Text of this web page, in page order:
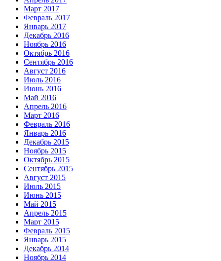
Март 2017
Февраль 2017
Январь 2017
Декабрь 2016
Ноябрь 2016
Октябрь 2016
Сентябрь 2016
Август 2016
Июль 2016
Июнь 2016
Май 2016
Апрель 2016
Март 2016
Февраль 2016
Январь 2016
Декабрь 2015
Ноябрь 2015
Октябрь 2015
Сентябрь 2015
Август 2015
Июль 2015
Июнь 2015
Май 2015
Апрель 2015
Март 2015
Февраль 2015
Январь 2015
Декабрь 2014
Ноябрь 2014